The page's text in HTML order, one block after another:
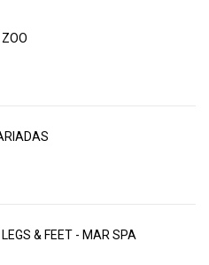
& FEET - MAR SPA